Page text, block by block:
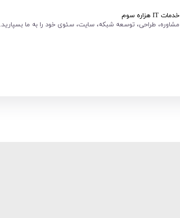
خدمات IT هزاره سوم
مشاوره، طراحی، توسعه شبکه، سایت، سئوی خود را به ما بسپارید.